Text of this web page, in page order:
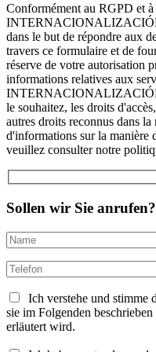
Conformément au RGPD et
dans le but de répondre aux
travers ce formulaire et de
réserve de votre autorisation
informations relatives aux
le souhaitez, les droits
autres droits reconnus dans
d'informations sur la manière
veuillez consulter notre
Sollen wir Sie anrufen?
Ich verstehe und stimme
sie im Folgenden
erläutert wird.